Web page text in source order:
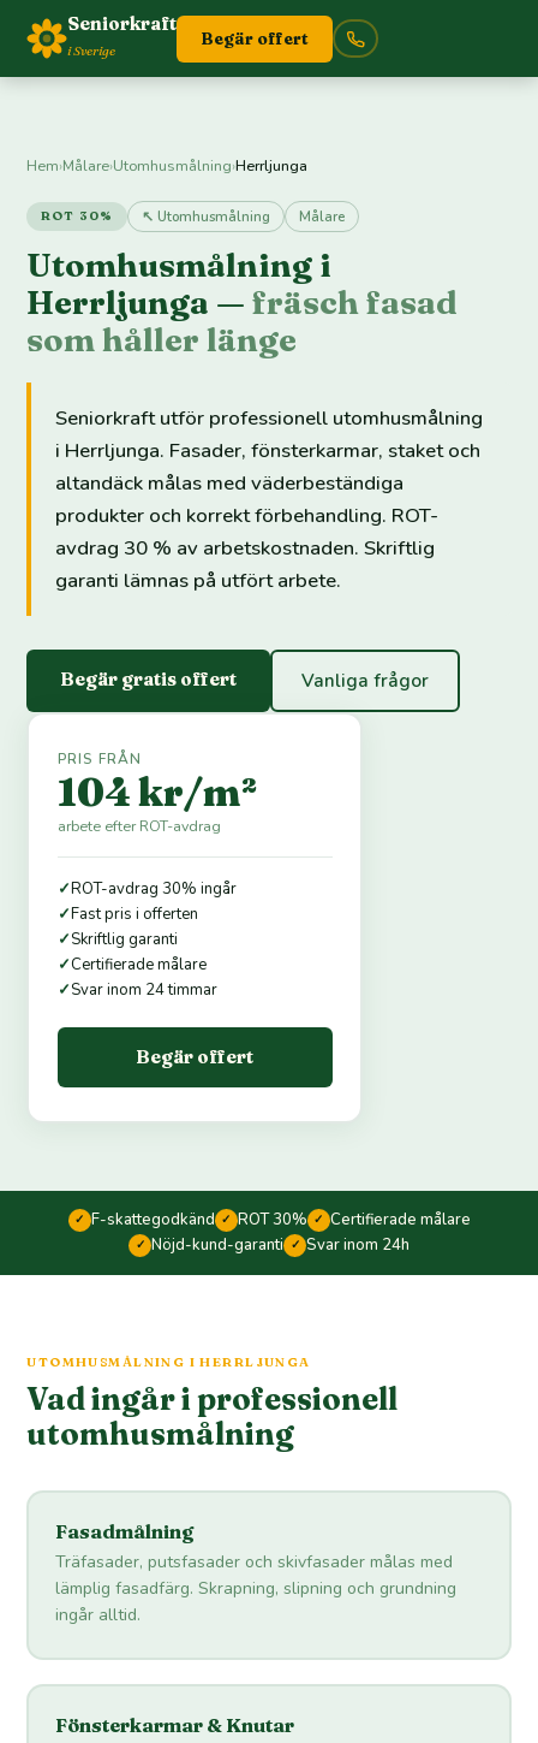
Seniorkraft
i Sverige
Begär offert
Hem›Målare›Utomhusmålning›Herrljunga
ROT 30% ↖ Utomhusmålning Målare
Utomhusmålning i
Herrljunga —fräsch fasad
som håller länge
Seniorkraft utför professionell utomhusmålning
i Herrljunga. Fasader, fönsterkarmar, staket och
altandäck målas med väderbeständiga
produkter och korrekt förbehandling. ROT-
avdrag 30 % av arbetskostnaden. Skriftlig
garanti lämnas på utfört arbete.
Begär gratis offert Vanliga frågor
PRIS FRÅN
104 kr/m²
arbete efter ROT-avdrag
✓ROT-avdrag 30% ingår
✓Fast pris i offerten
✓Skriftlig garanti
✓Certifierade målare
✓Svar inom 24 timmar
Begär offert
✓ F-skattegodkänd ✓ ROT 30% ✓ Certifierade målare
✓ Nöjd-kund-garanti ✓ Svar inom 24h
UTOMHUSMÅLNING I HERRLJUNGA
Vad ingår i professionell
utomhusmålning
Fasadmålning
Träfasader, putsfasader och skivfasader målas med
lämplig fasadfärg. Skrapning, slipning och grundning
ingår alltid.
Fönsterkarmar & Knutar